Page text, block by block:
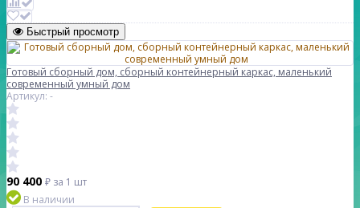
Быстрый просмотр
Готовый сборный дом, сборный контейнерный каркас, маленький
современный умный дом
Артикул: -
90 400 ₽ за 1 шт
В наличии